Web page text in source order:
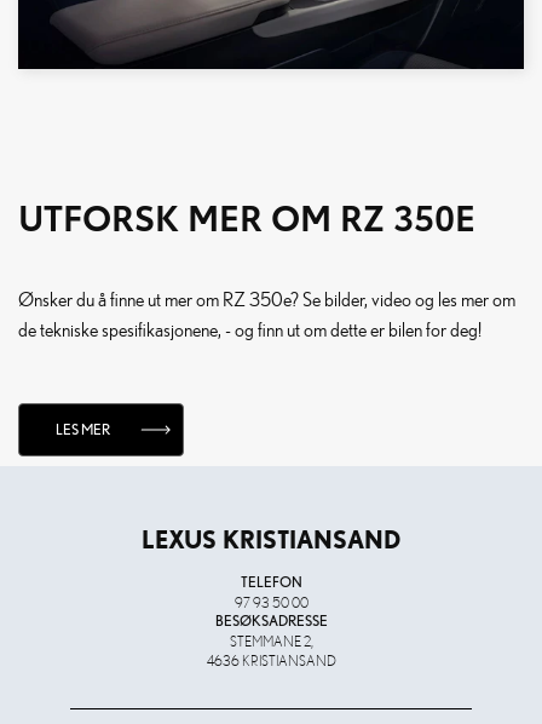
UTFORSK MER OM RZ 350E
Ønsker du å finne ut mer om RZ 350e? Se bilder, video og les mer om
de tekniske spesifikasjonene, - og finn ut om dette er bilen for deg!
LES MER
LEXUS KRISTIANSAND
TELEFON
97 93 50 00
BESØKSADRESSE
STEMMANE 2,
4636 KRISTIANSAND